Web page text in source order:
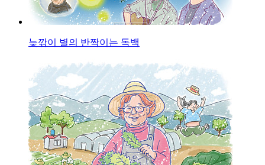
늦깎이 별의 반짝이는 독백